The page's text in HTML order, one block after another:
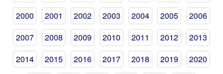
2000
2001 2002 2003 2004 2005
2006
2007
2008 2009 2010 2011 2012
2013
2014
2015 2016 2017 2018 2019
2020